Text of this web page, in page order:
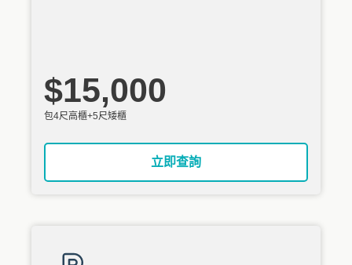
$15,000
包4尺高櫃+5尺矮櫃
立即查詢